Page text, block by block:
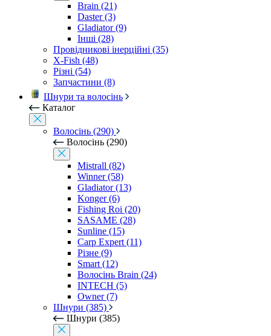
Brain (21)
Daster (3)
Gladiator (9)
Інші (28)
Провідникові інерційні (35)
X-Fish (48)
Різні (54)
Запчастини (8)
Шнури та волосінь
Каталог
Волосінь (290)
Волосінь (290)
Mistrall (82)
Winner (58)
Gladiator (13)
Konger (6)
Fishing Roi (20)
SASAME (28)
Sunline (15)
Carp Expert (11)
Різне (9)
Smart (12)
Волосінь Brain (24)
INTECH (5)
Owner (7)
Шнури (385)
Шнури (385)